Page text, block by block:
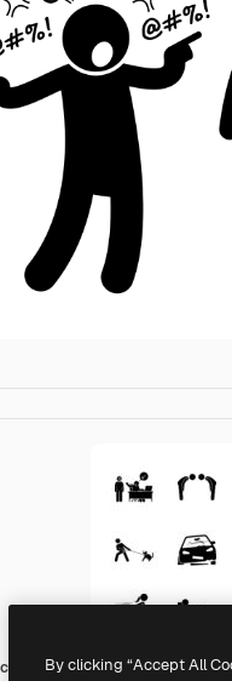
OthersBy clicking “Accept All